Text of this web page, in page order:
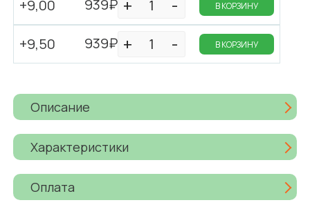
+9,00 939₽ В КОРЗИНУ
+9,50 939₽ В КОРЗИНУ
Описание
Характеристики
Оплата